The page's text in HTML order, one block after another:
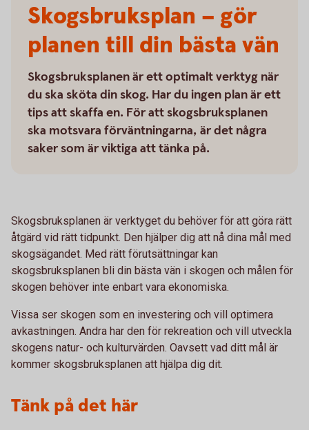
Skogsbruksplan – gör
planen till din bästa vän
Skogsbruksplanen är ett optimalt verktyg när
du ska sköta din skog. Har du ingen plan är ett
tips att skaffa en. För att skogsbruksplanen
ska motsvara förväntningarna, är det några
saker som är viktiga att tänka på.
Skogsbruksplanen är verktyget du behöver för att göra rätt
åtgärd vid rätt tidpunkt. Den hjälper dig att nå dina mål med
skogsägandet. Med rätt förutsättningar kan
skogsbruksplanen bli din bästa vän i skogen och målen för
skogen behöver inte enbart vara ekonomiska.
Vissa ser skogen som en investering och vill optimera
avkastningen. Andra har den för rekreation och vill utveckla
skogens natur- och kulturvärden. Oavsett vad ditt mål är
kommer skogsbruksplanen att hjälpa dig dit.
Tänk på det här